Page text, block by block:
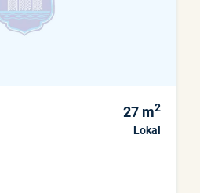
27 m2
Lokal